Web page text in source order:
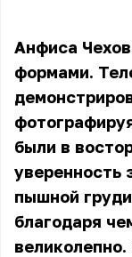
Анфиса
формами.
были в
уверенность
пышной
благодаря